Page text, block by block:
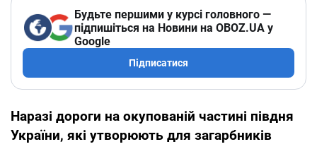
Будьте першими у курсі головного —
підпишіться на Новини на OBOZ.UA у
Google
Підписатися
Наразі дороги на окупованій частині півдня
України, які утворюють для загарбників